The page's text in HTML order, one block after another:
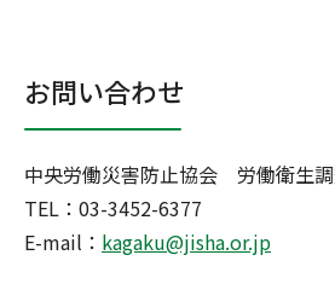
お問い合わせ
中央労働災害防止協会 労働衛生
TEL：03-3452-6377
E-mail： kagaku@jisha.or.jp